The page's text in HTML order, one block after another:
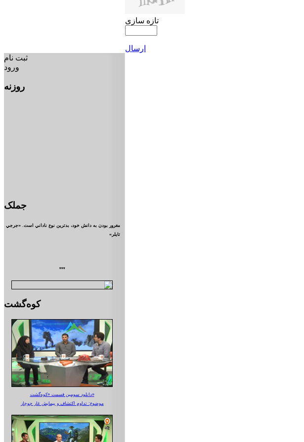
تازه سازی
ارسال
ثبت نام
ورود
روزنه
جملک
مغرور بودن به دانش خود، بدترين نوع ناداني است. «جرجي
تايلر»
***
کوه‌گشت
دانلود سومین قسمت «کوه‌گشت»
موضوع: تداوم اکتشاف و پیمایش غار جوجار